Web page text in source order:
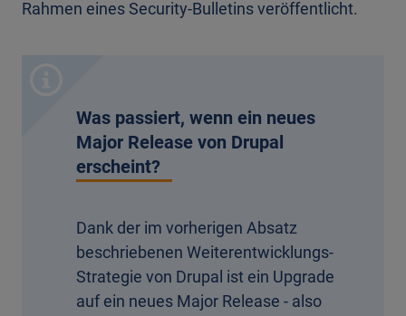
Rahmen eines Security-Bulletins veröffentlicht.
Was passiert, wenn ein neues
Major Release von Drupal
erscheint?
Dank der im vorherigen Absatz
beschriebenen Weiterentwicklungs-
Strategie von Drupal ist ein Upgrade
auf ein neues Major Release - also